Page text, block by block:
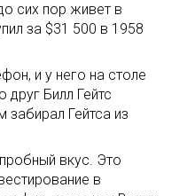
сих пор живет в
за $31 500 в 1958
и у него на столе
друг Билл Гейтс
Гейтса из
вкус. Это
в